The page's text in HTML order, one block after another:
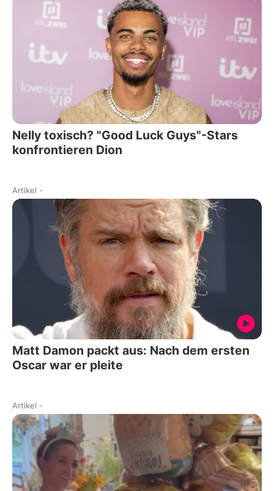
Nelly toxisch? "Good Luck Guys"-Stars
konfrontieren Dion
Artikel -
Matt Damon packt aus: Nach dem ersten
Oscar war er pleite
Artikel -